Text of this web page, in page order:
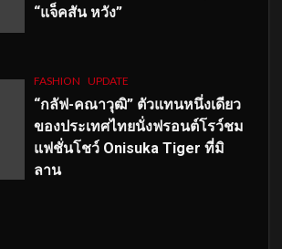
“แจ็คสัน หวัง”
FASHION UPDATE
“กลัฟ-คณาวุฒิ” ตัวแทนหนึ่งเดียว
ของประเทศไทยนั่งฟรอนต์โรว์ชม
แฟชั่นโชว์ Onisuka Tiger ที่มิ
ลาน